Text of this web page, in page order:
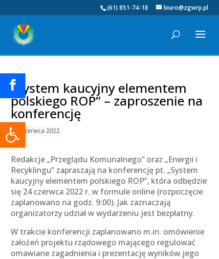
Otwórz pasek narzędzi
(61) 851-74-18 biuro@zgwrp.pl
„System kaucyjny elementem
polskiego ROP” – zaproszenie na
konferencję
14 czerwca 2022
Redakcje „Przeglądu Komunalnego” oraz „Energii i
Recyklingu” zapraszają na konferencję pt. „System
kaucyjny elementem polskiego ROP”, która odbędzie
się 24 czerwca 2022 r. w formule online (rozpoczęcie
zaplanowano na godz. 9:00). Jak zaznaczają
organizatorzy udział w wydarzeniu jest bezpłatny.
W trakcie konferencji zaplanowano m.in. omówienie
założeń projektu rządowego mającego regulować
omawiane zagadnienia i prezentację wyników jego